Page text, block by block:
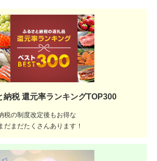
納税 還元率ランキングTOP300
税の制度改定後もお得な
だまだたくさんあります！